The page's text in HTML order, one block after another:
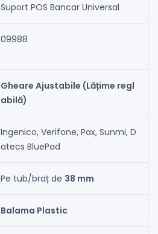
Suport POS Bancar Universal
09988
Gheare Ajustabile (Lățime regl
abilă)
Ingenico, Verifone, Pax, Sunmi, D
atecs BluePad
Pe tub/braț de 38 mm
Balama Plastic